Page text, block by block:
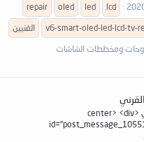
lcd
led
oled
repair
v6-smart-oled-led-lcd-tv-
الفنيين
ومخططات الشاشات
تحميل كتاب لا تحزن للدكتور عائض القرني <center> <div